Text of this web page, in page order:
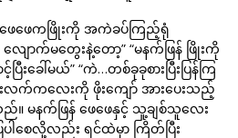
ဖေကဖြိုးကို အကဲခပ်ကြည့်ရုံ
ောက်မတွေးနဲ့တော့” “မနက်ဖြန် ဖြိုးကို
းခေါ်မယ်” “ကဲ…တစ်ခုခုစားပြီးပြန်ကြ
လက်ကလေးကို ဖိုးကျော် အားပေးသည့်
မနက်ဖြန် ဖေဖေနှင့် သူ့ချစ်သူလေး
ါစေလို့လည်း ရင်ထဲမှာ ကြိတ်ပြီး